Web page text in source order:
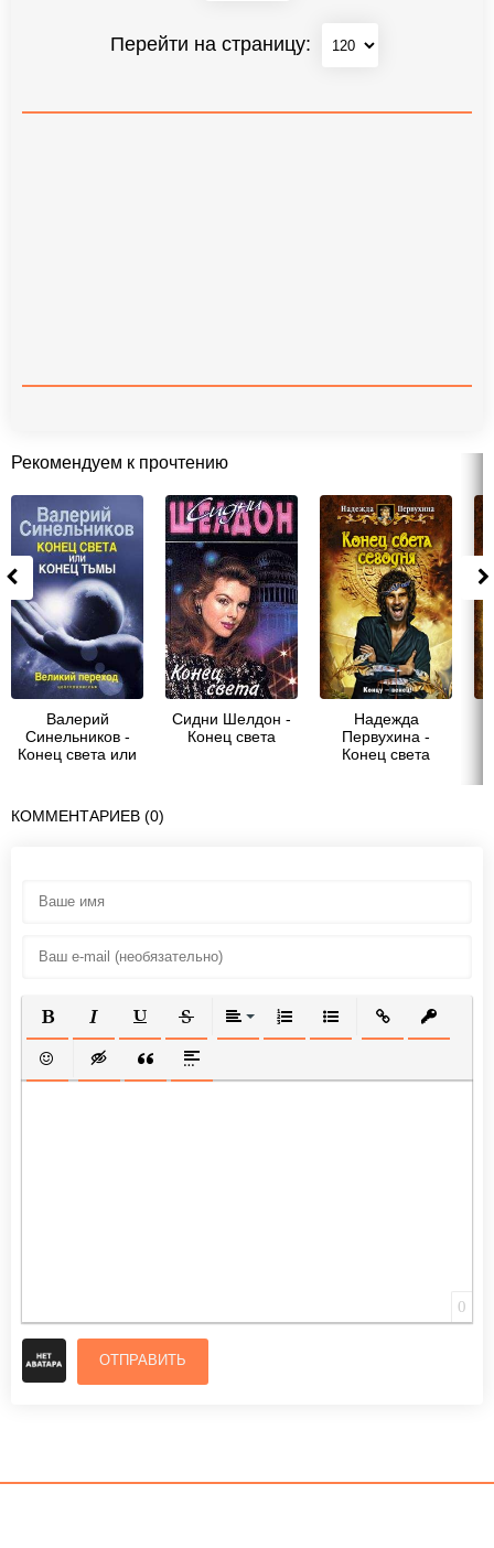
Перейти на страницу:
Рекомендуем к прочтению
Валерий
Синельников -
Конец света или
Сидни Шелдон -
Конец света
Надежда
Первухина -
Конец света
КОММЕНТАРИЕВ (0)
ПОЛУЖИРНЫЙ
КУРСИВПОДЧЕРКНУТЫЙ
ЗАЧЕРКНУТЫЙВЫРАВНИВАНИЕ
НУМЕРОВАННЫЙ СПИСОК
МАРКИРОВАННЫЙ
ВСТАВИТЬ
ВСТАВИТЬ СМАЙЛИК
ВСТАВКА СКРЫТОГО ТЕКСТА
ВСТАВКА ЦИТАТЫ
ВСТАВКА СПОЙЛЕРА
0
ОТПРАВИТЬ